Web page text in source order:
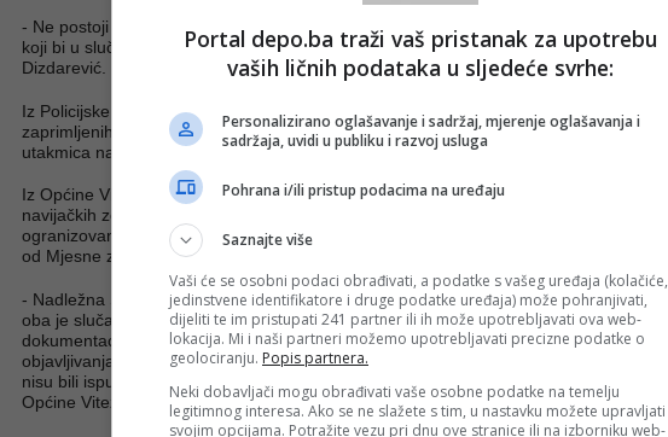
- Ne postoji dovoljan broj policajaca koji bi bio angažovan na više lokacija,
koji bi u slučaju bilo čega situaciju mogao staviti pod kontrolu - kazao je
Dizdarević.
Iz Policijske stanice Kiseljak na upit Detektora odgovorili su da nemaju
zaprimljenih zahtjeva za javna okupljanja za organizovanim praćenjem
utakmica na trgu.
Iz Općine Vitez također su demantovali navode o zabrani organizovanja
navijačkih zona ili javnog gledanja utakmica na gradskom trgu. Za
ogranizovanje događaja su im, kako navode, pristigla dva zahtjeva – jedan
od Mjesne zajednice Vitez 1, a drugi od Udruženja mladih “Glas”.
- Nadležna Služba za imovinsko-pravne poslove, katastar i urbanizam u
oba je slučaja zatražila dopunu podnesaka i dostavljanje dodatne
dokumentacije potrebne za donošenje konačne odluke. Do dana
objavljivanja ovog priopćenja tražene dopune nisu dostavljene, zbog čega
nisu bili ispunjeni uvjeti za izdavanje traženih suglasnosti - kazali su iz
Općine Vitez.
Portal depo.ba traži vaš pristanak za upotrebu
vaših ličnih podataka u sljedeće svrhe:
Personalizirano oglašavanje i sadržaj, mjerenje oglašavanja i
sadržaja, uvidi u publiku i razvoj usluga
Pohrana i/ili pristup podacima na uređaju
Saznajte više
Vaši će se osobni podaci obrađivati, a podatke s vašeg uređaja (kolačiće,
jedinstvene identifikatore i druge podatke uređaja) može pohranjivati,
dijeliti te im pristupati 241 partner ili ih može upotrebljavati ova web-
lokacija. Mi i naši partneri možemo upotrebljavati precizne podatke o
geolociranju. Popis partnera.
Neki dobavljači mogu obrađivati vaše osobne podatke na temelju
legitimnog interesa. Ako se ne slažete s tim, u nastavku možete upravljati
svojim opcijama. Potražite vezu pri dnu ove stranice ili na izborniku web-